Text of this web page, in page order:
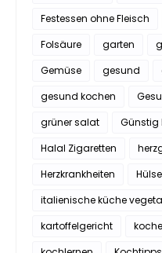
Festessen ohne Fleisch
Folsäure
garten
Gemüse
gesund
gesund kochen
grüner salat
Günstig
Halal Zigaretten
Herzkrankheiten
italienische küche
kartoffelgericht